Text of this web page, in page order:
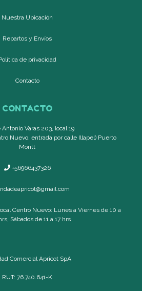
Nuestra Ubicación
Repartos y Envíos
de privacidad
Contacto
CONTACTO
Varas 203, local 19
Nuevo, entrada por calle Illapel) Puerto
Montt
+56966437326
Centro Nuevo: Lunes a Viernes de 10 a
Sábados de 11 a 17 hrs
Comercial Apricot SpA
RUT: 76.740.641-K